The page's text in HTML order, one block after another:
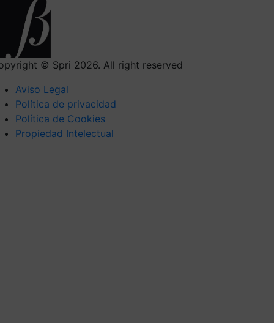
© Spri 2026. All right reserved
Aviso Legal
Política de privacidad
Política de Cookies
Propiedad Intelectual